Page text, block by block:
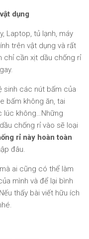
dụng
Laptop, tủ lạnh, máy
trên vật dụng và rất
chỉ cần xịt dầu chống rỉ
sinh các nút bấm của
bấm không ăn, tai
lúc không…Những
chống rỉ vào sẽ loại
rỉ này hoàn toàn
đâu.
ai cũng có thể làm
mình và để lại bình
thấy bài viết hữu ích